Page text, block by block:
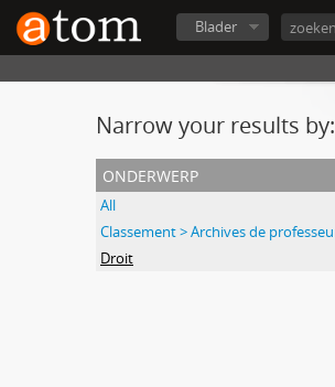
Blader
Narrow your results by:
onderwerp
All
Droit